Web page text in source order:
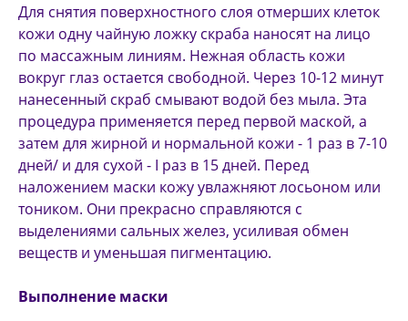
Для снятия поверхностного слоя отмерших клеток
кожи одну чайную ложку скраба наносят на лицо
по массажным линиям. Нежная область кожи
вокруг глаз остается свободной. Через 10-12 минут
нанесенный скраб смывают водой без мыла. Эта
процедура применяется перед первой маской, а
затем для жирной и нормальной кожи - 1 раз в 7-10
дней/ и для сухой - I раз в 15 дней. Перед
наложением маски кожу увлажняют лосьоном или
тоником. Они прекрасно справляются с
выделениями сальных желез, усиливая обмен
веществ и уменьшая пигментацию.
Выполнение маски